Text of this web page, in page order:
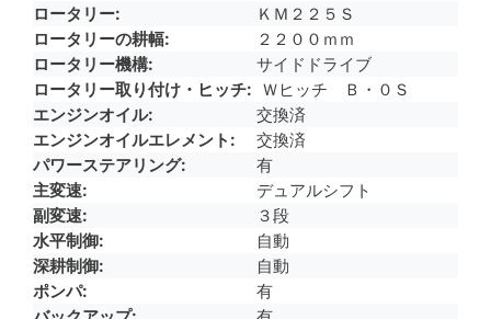
ロータリー
ＫＭ２２５Ｓ
ロータリーの耕幅
２２００ｍｍ
ロータリー機構
サイドドライブ
ロータリー取り付け・ヒッチ
Ｗヒッチ Ｂ・０Ｓ
エンジンオイル
交換済
エンジンオイルエレメント
交換済
パワーステアリング
有
主変速
デュアルシフト
副変速
３段
水平制御
自動
深耕制御
自動
ポンパ
有